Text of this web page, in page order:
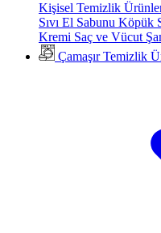
Kişisel Temizlik
Sıvı El Sabunu Köpük
Kremi Saç ve Vücut
Çamaşır Temizlik